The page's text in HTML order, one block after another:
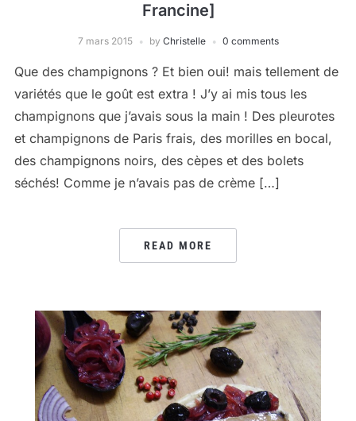
Francine]
7 mars 2015 by Christelle 0 comments
Que des champignons ? Et bien oui! mais tellement de
variétés que le goût est extra ! J’y ai mis tous les
champignons que j’avais sous la main ! Des pleurotes
et champignons de Paris frais, des morilles en bocal,
des champignons noirs, des cèpes et des bolets
séchés! Comme je n’avais pas de crème […]
READ MORE